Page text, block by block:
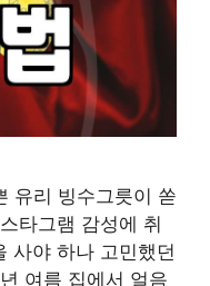
유리 빙수그릇이 쏟
타그램 감성에 취
사야 하나 고민했던
여름 집에서 얼음